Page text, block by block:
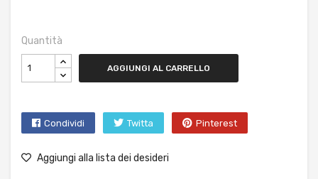
Quantità
AGGIUNGI AL CARRELLO
Condividi Twitta Pinterest
Aggiungi alla lista dei desideri